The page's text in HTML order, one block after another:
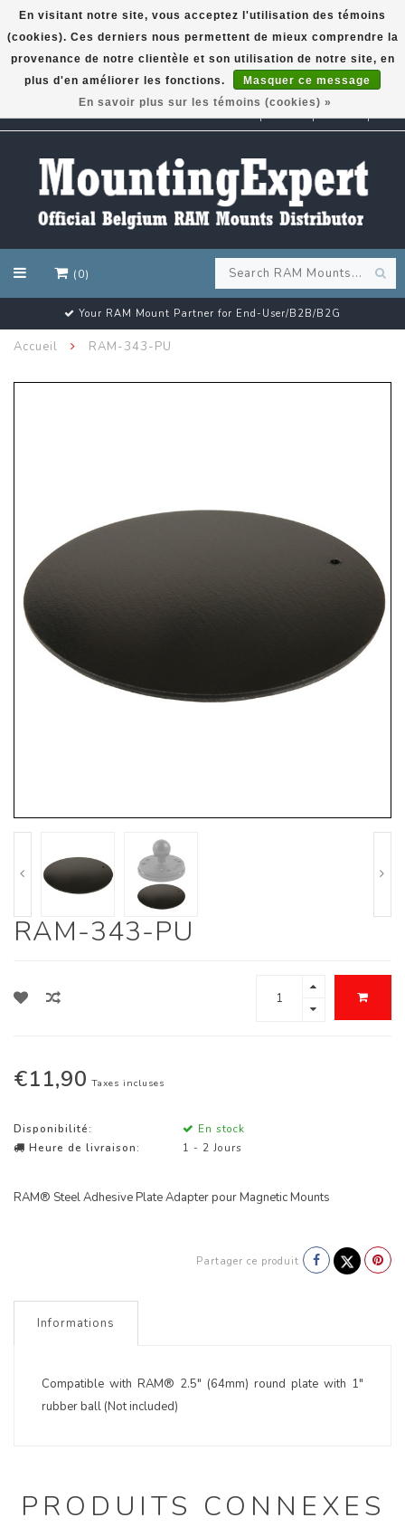
GARMIN GPS met een superkorting tot 50%? Klik hier!
(0)
Your RAM Mount Partner for End-User/B2B/B2G
Accueil RAM-343-PU
RAM-343-PU
€11,90 Taxes incluses
Disponibilité:
En stock
Heure de livraison:
1 - 2 Jours
RAM® Steel Adhesive Plate Adapter pour Magnetic Mounts
Partager ce produit
Informations
Compatible with RAM® 2.5" (64mm) round plate with 1"
rubber ball (Not included)
PRODUITS CONNEXES
En visitant notre site, vous acceptez l'utilisation des témoins
(cookies). Ces derniers nous permettent de mieux comprendre la
provenance de notre clientèle et son utilisation de notre site, en
plus d'en améliorer les fonctions.
Masquer ce message
En savoir plus sur les témoins (cookies) »